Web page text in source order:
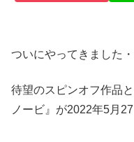
ついにやってきました・
待望のスピンオフ作品
ノービ』が2022年5月